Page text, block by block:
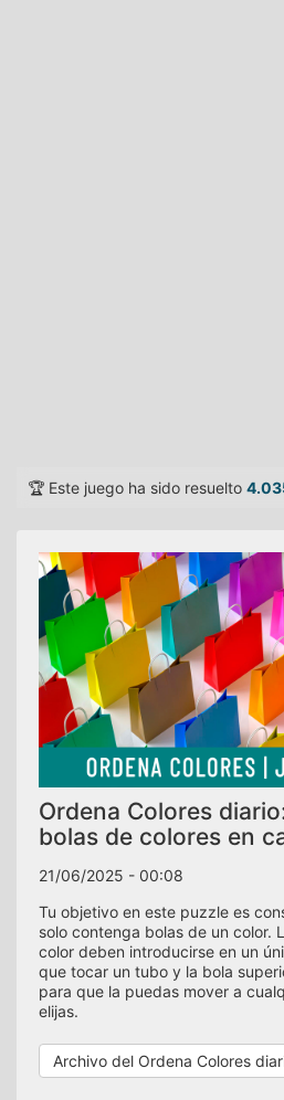
🏆 Este juego ha sido resuelto
Ordena Colores
bolas de colores en
21/06/2025 - 00:08
Tu objetivo en este puzzle es
solo contenga bolas de un color.
color deben introducirse en un
que tocar un tubo y la bola
para que la puedas mover a
elijas.
Archivo del Ordena Colores